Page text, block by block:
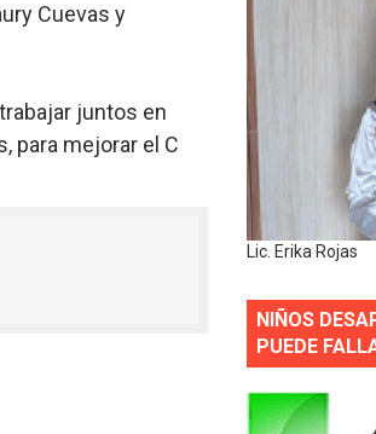
Cuevas y
juntos en
para mejorar el C
Lic. Erika Rojas
NIÑOS
PUEDE